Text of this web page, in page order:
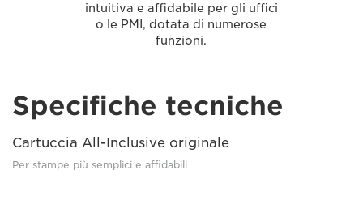
intuitiva e affidabile per gli uffici
o le PMI, dotata di numerose
funzioni.
Specifiche tecniche
Cartuccia All-Inclusive originale
Per stampe più semplici e affidabili